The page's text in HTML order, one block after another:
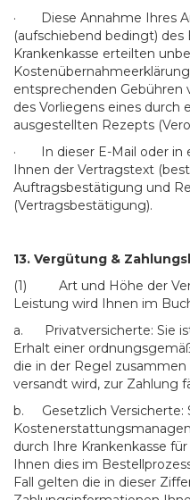
· Diese Annahme Ihres
(aufschiebend bedingt) des
Krankenkasse erteilten
entsprechenden Gebühren
des Vorliegens eines durch
ausgestellten Rezepts
· In dieser E-Mail oder in
Ihnen der Vertragstext
Auftragsbestätigung und
(Vertragsbestätigung).
13. Vergütung &
(1) Art und Höhe der
Leistung wird Ihnen im
a. Privatversicherte: Sie
Erhalt einer
die in der Regel
versandt wird, zur Zahlung
b. Gesetzlich Versicherte:
durch Ihre Krankenkasse
Ihnen dies im
Fall gelten die in dieser